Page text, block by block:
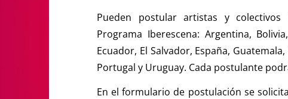
Pueden postular artistas y
Programa Iberescena: Argentina,
Ecuador, El Salvador, España,
Portugal y Uruguay. Cada postulante
En el formulario de postulación se